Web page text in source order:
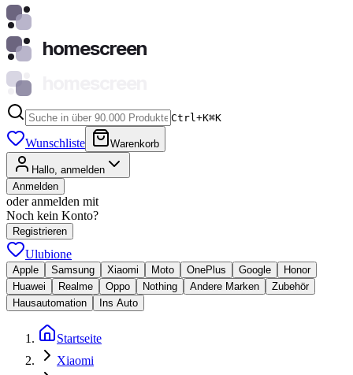
homescreen
Ctrl+K⌘K
Wunschliste Warenkorb
Hallo, anmelden
Anmelden
oder anmelden mit
Noch kein Konto?
Registrieren
Ulubione
Apple Samsung Xiaomi Moto OnePlus Google
Honor
Huawei
Realme Oppo Nothing Andere Marken
Zubehör
Hausautomation
Ins Auto
Startseite
Xiaomi